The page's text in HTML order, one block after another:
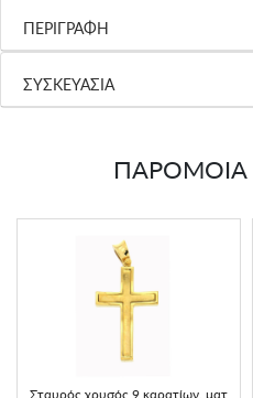
ΠΕΡΙΓΡΑΦΗ
ΣΥΣΚΕΥΑΣΙΑ
ΠΑΡΟΜΟΙΑ
Σταυρός χρυσός 9 καρατίων, ματ